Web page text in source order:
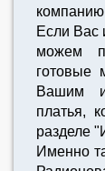
Если Вас
можем
готовые
Вашим
платья,
разделе
Именно